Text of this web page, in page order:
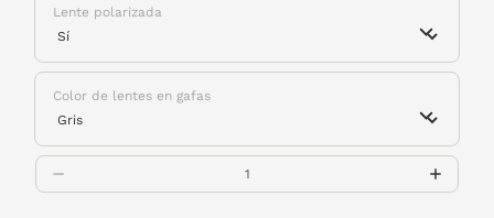
Lente polarizada
Color de lentes en gafas